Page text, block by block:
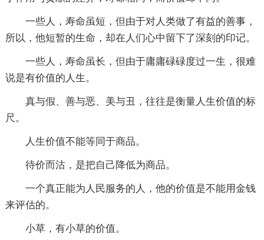
一些人，寿命虽短，但由于对人类做了有益的善事，
所以，他短暂的生命，却在人们心中留下了深刻的印记。
一些人，寿命虽长，但由于庸庸碌碌度过一生，很难
说是有价值的人生。
真与假、善与恶、美与丑，往往是衡量人生价值的标
尺。
人生价值不能等同于商品。
待价而沽，是把自己降低为商品。
一个真正能为人民服务的人，他的价值是不能用金钱
来评估的。
小草，有小草的价值。